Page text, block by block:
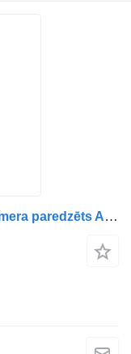
Cameră de frânare bremzēšanas kamera paredzēts AXA motrică MAN – 81504106895 / 81504109895 kravas automašīnas